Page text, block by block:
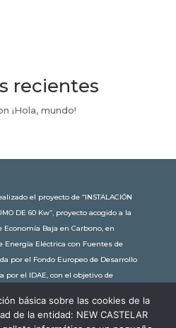
recientes
¡Hola, mundo!
el proyecto de “INSTALACIÓN
DE 60 Kw”, proyecto acogido a la
Baja en Carbono, en
Energía Eléctrica con Fuentes de
por el Fondo Europeo de Desarrollo
por el IDAE, con el objetivo de
potencia instalada de 60kW, la
ahorra al planeta 34,79
básica sobre las cookies de la
de la entidad: NEW CASTELAR